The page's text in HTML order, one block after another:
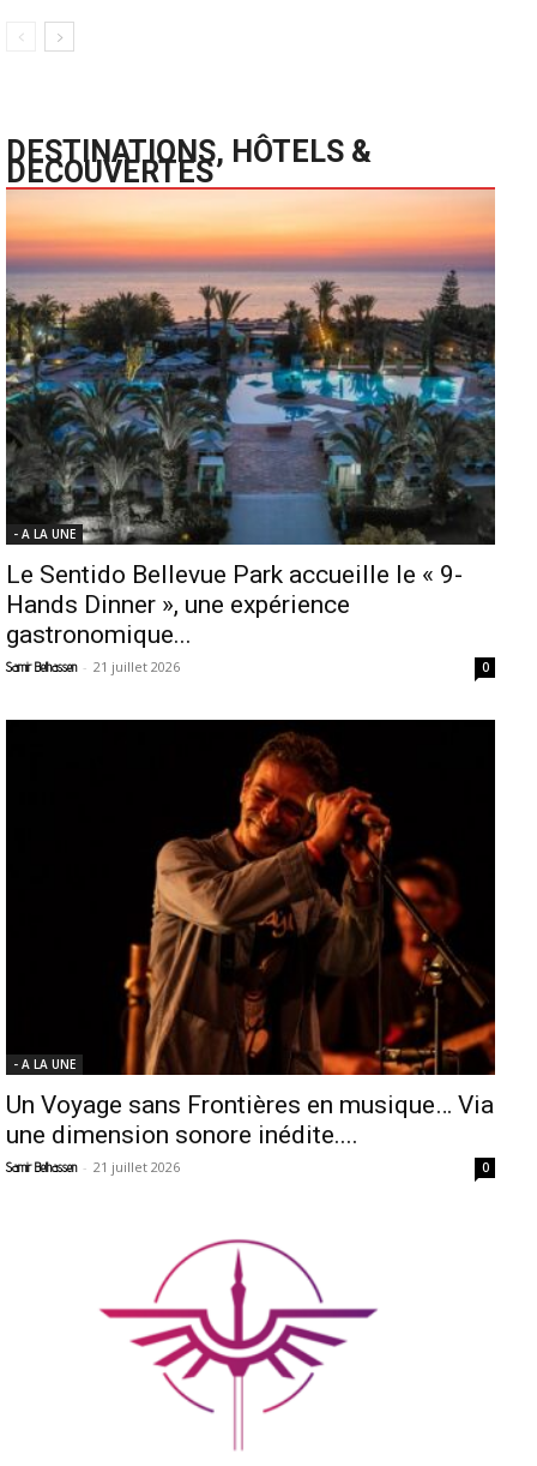
DESTINATIONS, HÔTELS &
DECOUVERTES
- A LA UNE
Le Sentido Bellevue Park accueille le « 9-
Hands Dinner », une expérience
gastronomique...
Samir Belhassen - 21 juillet 2026 0
- A LA UNE
Un Voyage sans Frontières en musique… Via
une dimension sonore inédite....
Samir Belhassen - 21 juillet 2026 0